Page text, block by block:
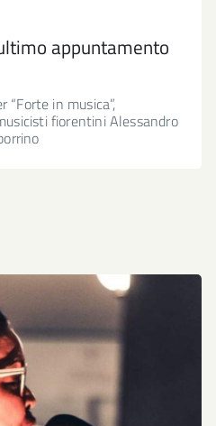
appuntamento
in musica”,
fiorentini Alessandro